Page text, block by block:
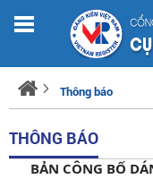
Thông báo
THÔNG BÁO
BẢN CÔNG BỐ